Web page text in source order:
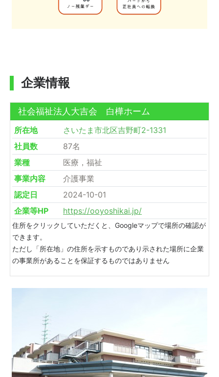
企業情報
社会福祉法人大吉会 白樺ホーム
所在地
さいたま市北区吉野町2-1331
社員数
87名
業種
医療，福祉
事業内容
介護事業
認定日
2024-10-01
企業等HP
https://ooyoshikai.jp/
住所をクリックしていただくと、Googleマップで場所の確認が
できます。
ただし「所在地」の住所を示すものであり示された場所に企業
の事業所があることを保証するものではありません